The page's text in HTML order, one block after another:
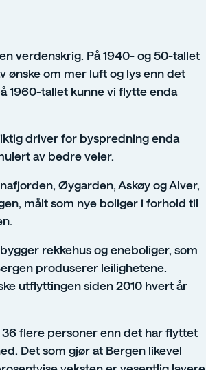
verdenskrig. På 1940- og 50-tallet
om mer luft og lys enn det
1960-tallet kunne vi flytte enda
driver for byspredning enda
av bedre veier.
Øygarden, Askøy og Alver,
målt som nye boliger i forhold til
rekkehus og eneboliger, som
produserer leilighetene.
utflyttingen siden 2010 hvert år
flere personer enn det har flyttet
Det som gjør at Bergen likevel